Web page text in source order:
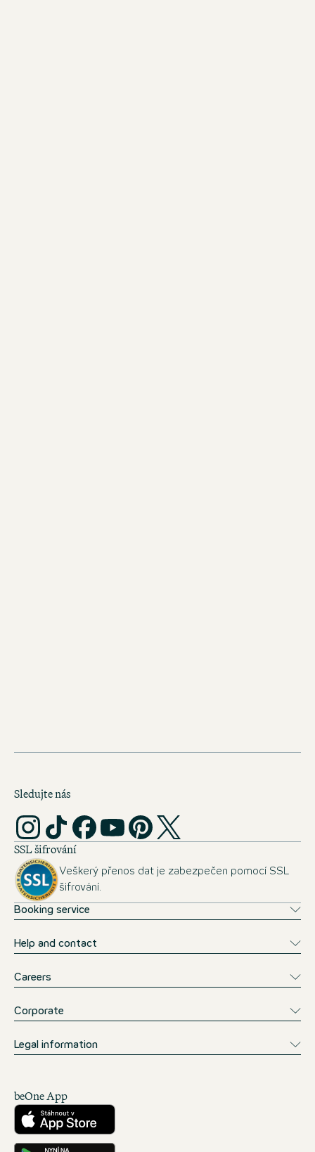
Sledujte nás
SSL šifrování
Veškerý přenos dat je zabezpečen pomocí SSL
šifrování.
Booking service
Help and contact
Careers
Corporate
Legal information
beOne App
Stáhnout z obchodu App Store